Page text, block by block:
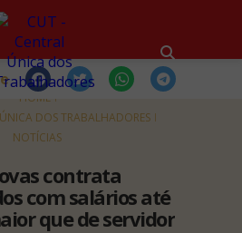
HOME
DOS TRABALHADORES
NOTÍCIAS
contrata
com salários até
que de servidor